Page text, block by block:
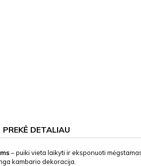
PREKĖ DETALIAU
– puiki vieta laikyti ir eksponuoti
kambario dekoracija.